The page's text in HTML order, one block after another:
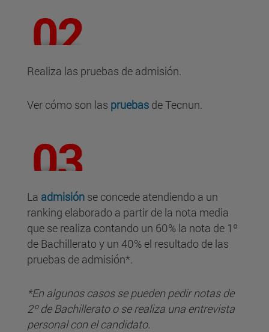
Realiza las pruebas de admisión.
Ver cómo son las pruebas de Tecnun.
La admisión se concede atendiendo a un
ranking elaborado a partir de la nota media
que se realiza contando un 60% la nota de 1º
de Bachillerato y un 40% el resultado de las
pruebas de admisión*.
*En algunos casos se pueden pedir notas de
2º de Bachillerato o se realiza una entrevista
personal con el candidato.